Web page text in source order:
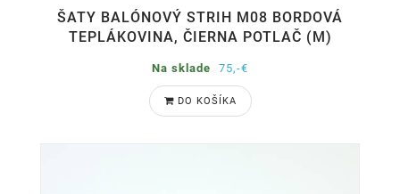
ŠATY BALÓNOVÝ STRIH M08 BORDOVÁ
TEPLÁKOVINA, ČIERNA POTLAČ (M)
Na sklade 75,-€
DO KOŠÍKA